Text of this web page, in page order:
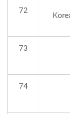
72
73
74